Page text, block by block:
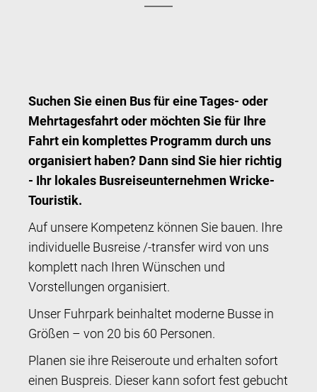
Suchen Sie einen Bus für eine Tages- oder
Mehrtagesfahrt oder möchten Sie für Ihre
Fahrt ein komplettes Programm durch uns
organisiert haben? Dann sind Sie hier richtig
- Ihr lokales Busreiseunternehmen Wricke-
Touristik.
Auf unsere Kompetenz können Sie bauen. Ihre
individuelle Busreise /-transfer wird von uns
komplett nach Ihren Wünschen und
Vorstellungen organisiert.
Unser Fuhrpark beinhaltet moderne Busse in
Größen – von 20 bis 60 Personen.
Planen sie ihre Reiseroute und erhalten sofort
einen Buspreis. Dieser kann sofort fest gebucht